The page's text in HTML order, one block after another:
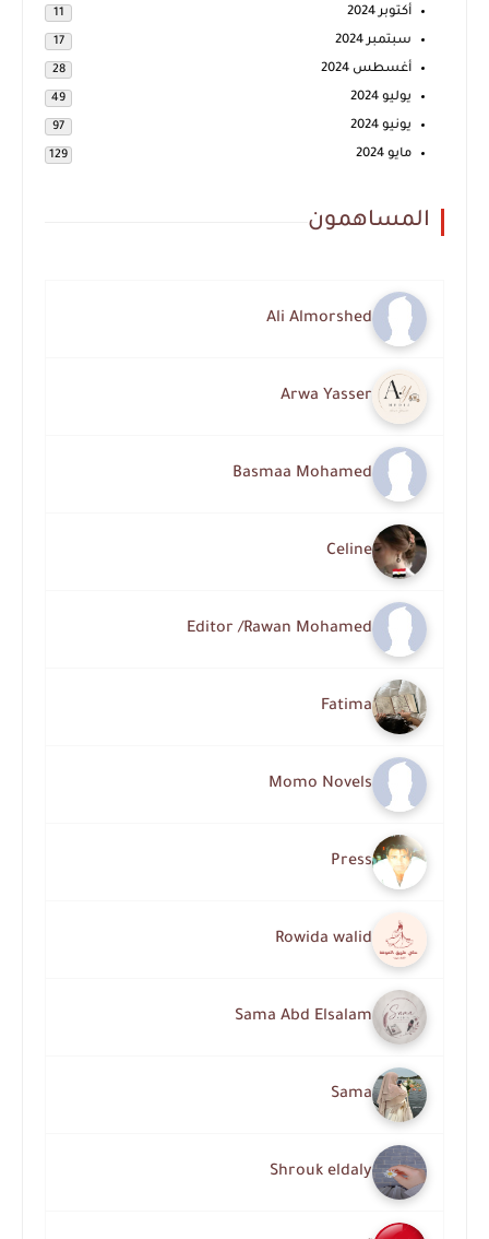
أكتوبر 2024 11
سبتمبر 2024 17
أغسطس 2024 28
يوليو 2024 49
يونيو 2024 97
مايو 2024 129
المساهمون
Ali Almorshed
Arwa Yasser
Basmaa Mohamed
Celine
Editor /Rawan Mohamed
Fatima
Momo Novels
Press
Rowida walid
Sama Abd Elsalam
Sama
Shrouk eldaly